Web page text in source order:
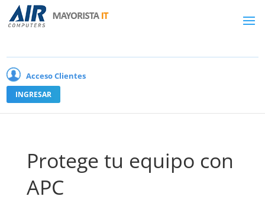
Acceso Clientes
INGRESAR
Protege tu equipo con
APC